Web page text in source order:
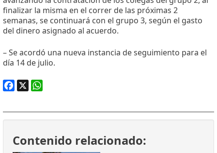
finalizar la misma en el correr de las próximas 2
semanas, se continuará con el grupo 3, según el gasto
del dinero asignado al acuerdo.
– Se acordó una nueva instancia de seguimiento para el
día 14 de julio.
Contenido relacionado: